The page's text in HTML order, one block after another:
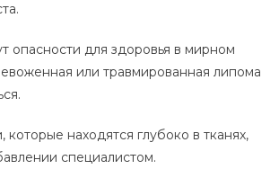
опасности для здоровья в мирном
или травмированная липома
находятся глубоко в тканях,
специалистом.